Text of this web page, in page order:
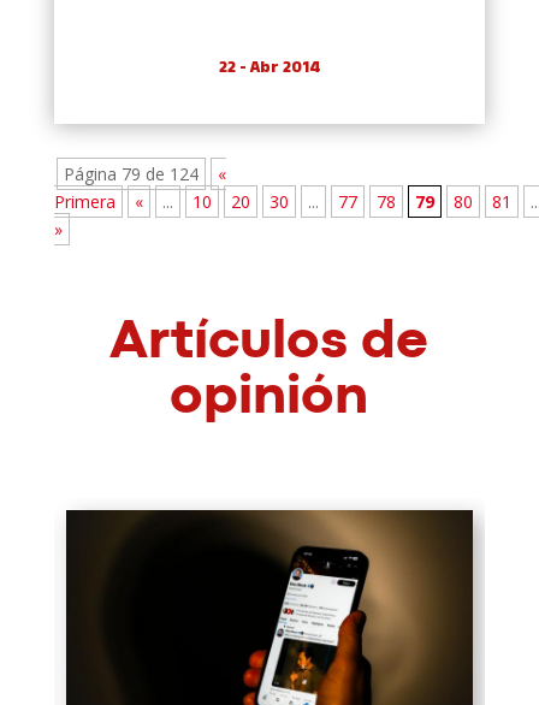
22 - Abr 2014
Página 79 de 124
«
Primera
« ... 10 20 30 ... 77 78 79 80 81
»
Artículos de
opinión